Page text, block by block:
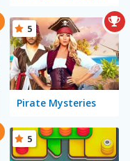
Pirate Mysteries
5
5